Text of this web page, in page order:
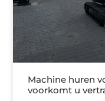
Machine huren
voorkomt u